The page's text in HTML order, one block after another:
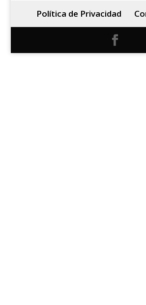
Política de Privacidad